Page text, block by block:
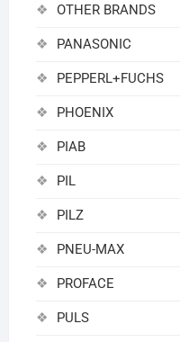
OTHER BRANDS
PANASONIC
PEPPERL+FUCHS
PHOENIX
PIAB
PIL
PILZ
PNEU-MAX
PROFACE
PULS